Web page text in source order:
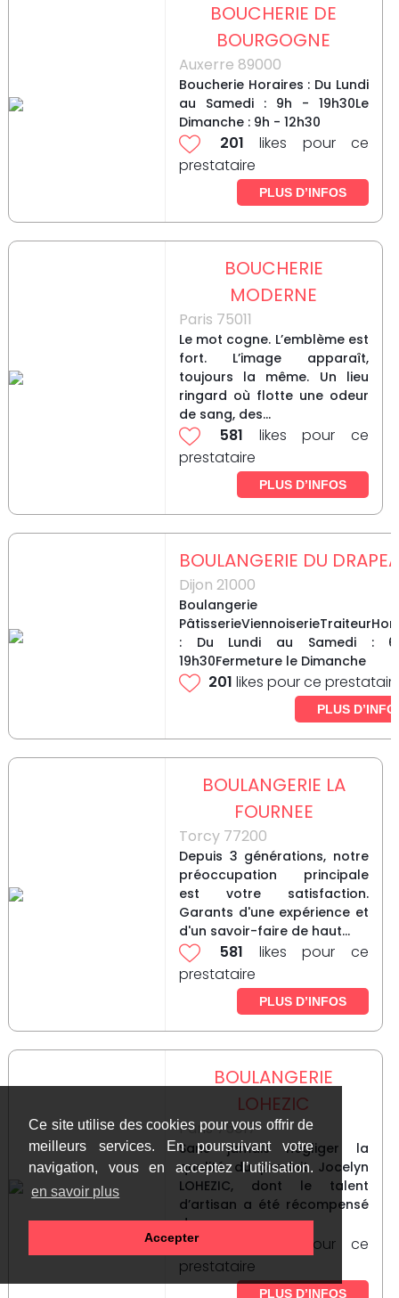
Ce site utilise des cookies pour vous offrir de
meilleurs services. En poursuivant votre
navigation, vous en acceptez l’utilisation.
en savoir plus
Accepter
BOUCHERIE DE
BOURGOGNE
Auxerre 89000
Boucherie Horaires : Du Lundi
au Samedi : 9h - 19h30Le
Dimanche : 9h - 12h30
201 likes pour ce
prestataire
PLUS D’INFOS
BOUCHERIE
MODERNE
Paris 75011
Le mot cogne. L’emblème est
fort. L’image apparaît,
toujours la même. Un lieu
ringard où flotte une odeur
de sang, des...
581 likes pour ce
prestataire
PLUS D’INFOS
BOULANGERIE DU
Dijon 21000
Boulangerie
: Du Lundi au Samedi :
19h30Fermeture le Dimanche
201 likes pour ce
PLUS
BOULANGERIE LA
FOURNEE
Torcy 77200
Depuis 3 générations, notre
préoccupation principale
est votre satisfaction.
Garants d'une expérience et
d'un savoir-faire de haut...
581 likes pour ce
prestataire
PLUS D’INFOS
BOULANGERIE
LOHEZIC
Paris 75017
Sans jamais négliger la
qualité du produit Jocelyn
LOHEZIC, dont le talent
d’artisan a été récompensé
de...
likes pour ce
prestataire
PLUS D’INFOS